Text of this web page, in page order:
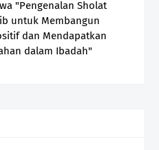
"Pengenalan Sholat
untuk Membangun
dan Mendapatkan
dalam Ibadah"